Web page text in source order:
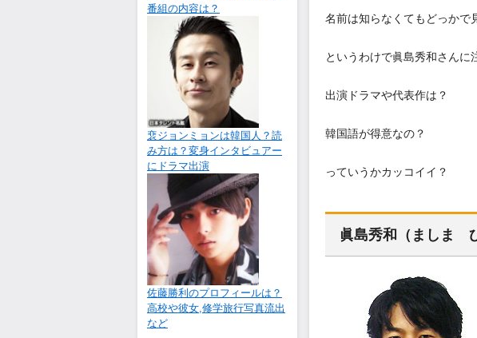
名前は知らなくてもどっかで
というわけで眞島秀和さんに
出演ドラマや代表作は？
韓国語が得意なの？
っていうかカッコイイ？
眞島秀和（ましま
番組の内容は？
裵ジョンミョンは韓国人？読
み方は？変身インタビュアー
にドラマ出演
佐藤勝利のプロフィールは？
高校や彼女,修学旅行写真流出
など